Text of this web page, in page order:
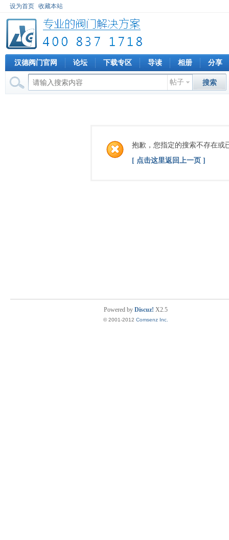
设为首页 收藏本站
汉德阀门官网 论坛 下载专区 导读 相册 分享
帖子 搜索
抱歉，您指定的搜索不存在或
[ 点击这里返回上一页 ]
Powered by Discuz! X2.5
© 2001-2012 Comsenz Inc.